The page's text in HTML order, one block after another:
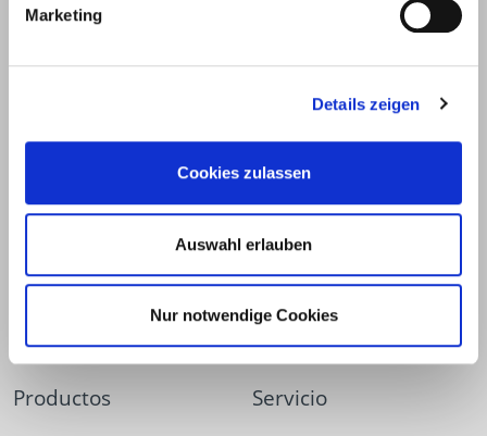
Marketing
Details zeigen
Cookies zulassen
Auswahl erlauben
Nur notwendige Cookies
E.u.r.o.Tec GmbH
58099 Hagen
Productos Servicio